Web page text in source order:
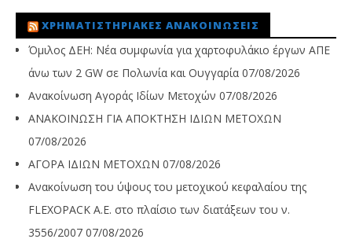
ΧΡΗΜΑΤΙΣΤΗΡΙΑΚΈΣ ΑΝΑΚΟΙΝΏΣΕΙΣ
Όμιλος ΔΕΗ: Νέα συμφωνία για χαρτοφυλάκιο έργων ΑΠΕ
άνω των 2 GW σε Πολωνία και Ουγγαρία 07/08/2026
Ανακοίνωση Αγοράς Ιδίων Μετοχών 07/08/2026
ΑΝΑΚΟΙΝΩΣΗ ΓΙΑ ΑΠΟΚΤΗΣΗ ΙΔΙΩΝ ΜΕΤΟΧΩΝ
07/08/2026
ΑΓΟΡΑ ΙΔΙΩΝ ΜΕΤΟΧΩΝ 07/08/2026
Ανακοίνωση του ύψους του μετοχικού κεφαλαίου της
FLEXOPACK A.E. στο πλαίσιο των διατάξεων του ν.
3556/2007 07/08/2026